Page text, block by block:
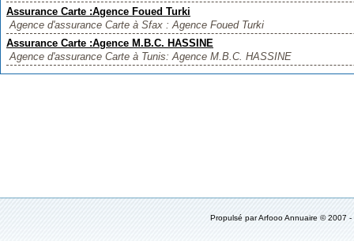
Assurance Carte :Agence Foued Turki
Agence d'assurance Carte à Sfax : Agence Foued Turki
Assurance Carte :Agence M.B.C. HASSINE
Agence d'assurance Carte à Tunis: Agence M.B.C. HASSINE
Propulsé parArfooo Annuaire © 2007